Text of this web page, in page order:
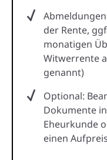
der Rente,
monatigen
Witwerrente
genannt)
Optional:
Dokumente
Eheurkunde
einen